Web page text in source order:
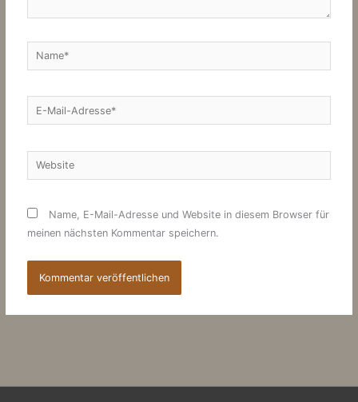
Name*
E-
Mail-
Website
Name, E-Mail-Adresse und Website in diesem Browser für
meinen nächsten Kommentar speichern.